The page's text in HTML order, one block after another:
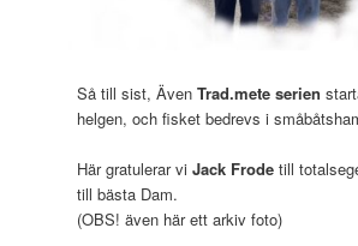
Så till sist, ÄvenTrad.mete serien
helgen, och fisket bedrevs i
Här gratulerar viJack Frode till
till bästa Dam.
(OBS! även här ett arkiv foto)